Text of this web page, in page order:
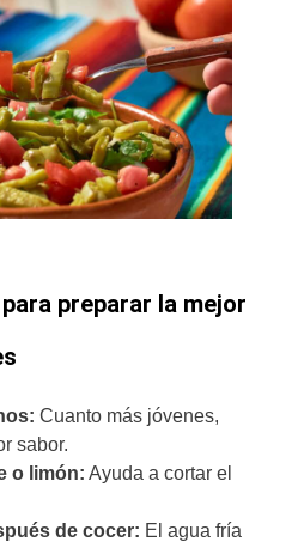
preparar la mejor
Cuanto más jóvenes,
sabor.
o limón: Ayuda a cortar el
de cocer: El agua fría